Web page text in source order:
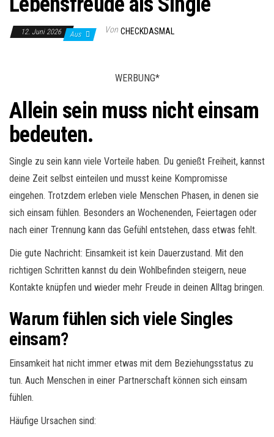
12. Juni 2026 Aus Von CHECKDASMAL
WERBUNG*
Allein sein muss nicht einsam
bedeuten.
Single zu sein kann viele Vorteile haben. Du genießt Freiheit, kannst
deine Zeit selbst einteilen und musst keine Kompromisse
eingehen. Trotzdem erleben viele Menschen Phasen, in denen sie
sich einsam fühlen. Besonders an Wochenenden, Feiertagen oder
nach einer Trennung kann das Gefühl entstehen, dass etwas fehlt.
Die gute Nachricht: Einsamkeit ist kein Dauerzustand. Mit den
richtigen Schritten kannst du dein Wohlbefinden steigern, neue
Kontakte knüpfen und wieder mehr Freude in deinen Alltag bringen.
Warum fühlen sich viele Singles
einsam?
Einsamkeit hat nicht immer etwas mit dem Beziehungsstatus zu
tun. Auch Menschen in einer Partnerschaft können sich einsam
fühlen.
Häufige Ursachen sind: